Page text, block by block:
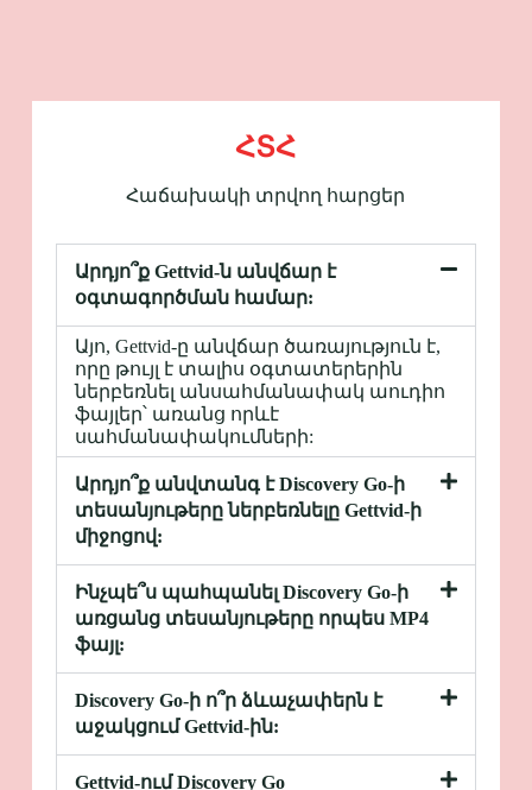
ՀՏՀ
Հաճախակի տրվող հարցեր
Արդյո՞ք Gettvid-ն անվճար է
օգտագործման համար:
Այո, Gettvid-ը անվճար ծառայություն է,
որը թույլ է տալիս օգտատերերին
ներբեռնել անսահմանափակ աուդիո
ֆայլեր՝ առանց որևէ
սահմանափակումների:
Արդյո՞ք անվտանգ է Discovery Go-ի
տեսանյութերը ներբեռնելը Gettvid-ի
միջոցով:
Ինչպե՞ս պահպանել Discovery Go-ի
առցանց տեսանյութերը որպես MP4
ֆայլ:
Discovery Go-ի ո՞ր ձևաչափերն է
աջակցում Gettvid-ին:
Gettvid-ում Discovery Go